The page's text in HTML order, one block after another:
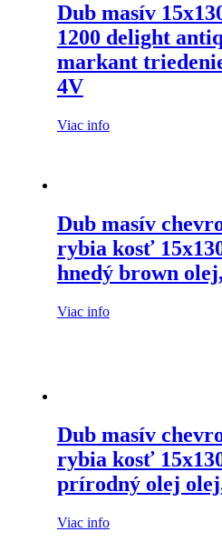
Dub masív
1200 delight
markant
4V
Viac info
Dub masív
rybia kosť
hnedý brown
Viac info
Dub masív
rybia kosť
prírodný olej
Viac info